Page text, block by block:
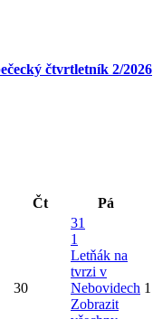
čtvrtletník 2/2026
Čt Pá
30
31
1
Letňák na
tvrzi v
Nebovidech
Zobrazit
1